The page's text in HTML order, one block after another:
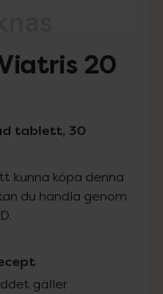
20
tablett, 30
kunna köpa denna
du handla genom
gäller